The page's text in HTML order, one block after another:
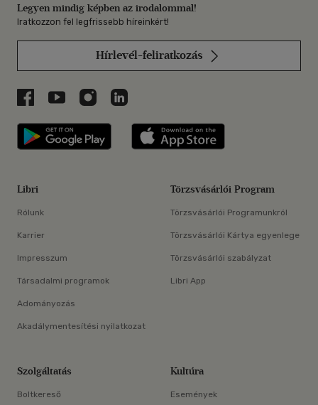
Legyen mindig képben az irodalommal!
Iratkozzon fel legfrissebb híreinkért!
Hírlevél-feliratkozás
Libri a Facebookon
Libri a Youtube-on
Libri az Instagramon
Libri a LinkedInen
Libri applikáció Szerezd meg: Google
Libri
Rólunk
Karrier
Impresszum
Társadalmi programok
Adományozás
Akadálymentesítési nyilatkozat
Törzsvásárlói Program
Törzsvásárlói Programunkról
Törzsvásárlói Kártya egyenlege
Törzsvásárlói szabályzat
Libri App
Szolgáltatás
Boltkereső
Kultúra
Események